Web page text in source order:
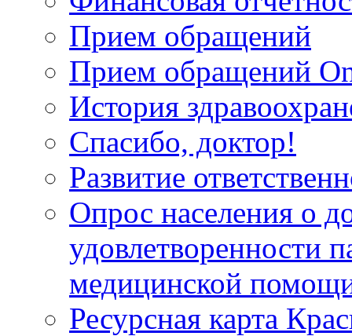
Прием обращений
Прием обращений
История
Спасибо, доктор!
Развитие
Опрос населения о
удовлетворенности
медицинской
Ресурсная карта